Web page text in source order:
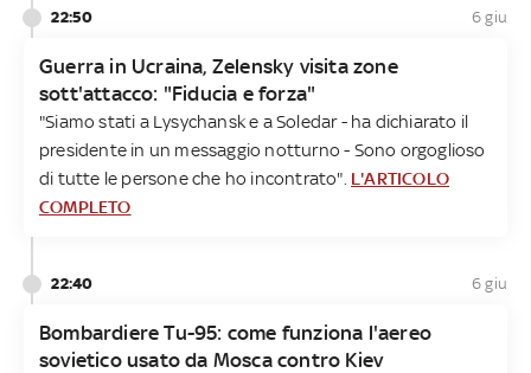
22:50 6 giu
Guerra in Ucraina, Zelensky visita zone
sott'attacco: "Fiducia e forza"
"Siamo stati a Lysychansk e a Soledar - ha dichiarato il
presidente in un messaggio notturno - Sono orgoglioso
di tutte le persone che ho incontrato". L'ARTICOLO
COMPLETO
22:40 6 giu
Bombardiere Tu-95: come funziona l'aereo
sovietico usato da Mosca contro Kiev